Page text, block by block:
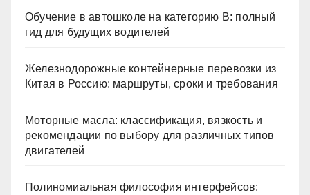
Обучение в автошколе на категорию В: полный
гид для будущих водителей
Железнодорожные контейнерные перевозки из
Китая в Россию: маршруты, сроки и требования
Моторные масла: классификация, вязкость и
рекомендации по выбору для различных типов
двигателей
Полиномиальная философия интерфейсов: